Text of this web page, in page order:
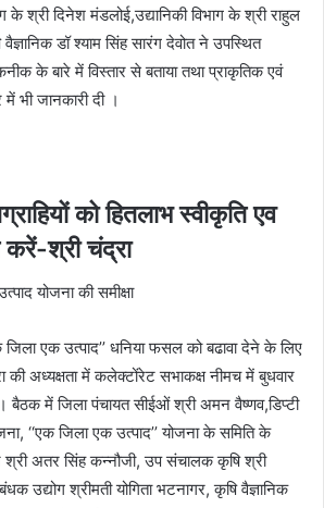
के श्री दिनेश मंडलोई,उद्यानिकी विभाग के श्री राहुल
डॉ श्याम सिंह सारंग देवोत ने उपस्थित
के बारे में विस्‍तार से बताया तथा प्राकृतिक एवं
भी जानकारी दी ।
को हितलाभ स्‍वीकृति एव
करें-श्री चंद्रा
योजना की समीक्षा
एक उत्पाद’’ धनिया फसल को बढावा देने के लिए
की अध्यक्षता में कलेक्टोंरेट सभाकक्ष नीमच में बुधवार
में जिला पंचायत सीईओं श्री अमन वैष्णव,डिप्‍टी
‘‘एक जिला एक उत्पाद’’ योजना के समिति के
अतर सिंह कन्नौजी, उप संचालक कृषि श्री
उद्योग श्रीमती योगिता भटनागर, कृषि वैज्ञानिक